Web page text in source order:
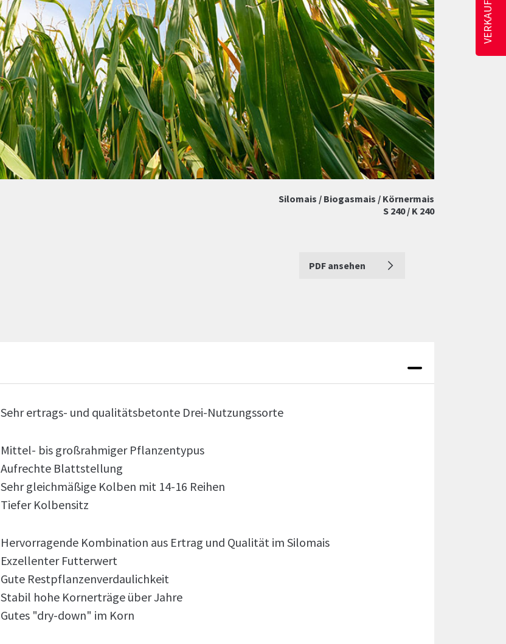
Silomais / Biogasmais / Körnermais
S 240 / K 240
PDF ansehen
Sehr ertrags- und qualitätsbetonte Drei-Nutzungssorte
Mittel- bis großrahmiger Pflanzentypus
Aufrechte Blattstellung
Sehr gleichmäßige Kolben mit 14-16 Reihen
Tiefer Kolbensitz
Hervorragende Kombination aus Ertrag und Qualität im Silomais
Exzellenter Futterwert
Gute Restpflanzenverdaulichkeit
Stabil hohe Kornerträge über Jahre
Gutes "dry-down" im Korn